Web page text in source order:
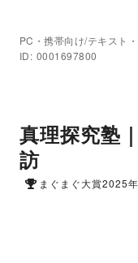
PC・携帯向け/テキスト
ID: 0001697800
真理探究塾
訪
まぐまぐ大賞2025